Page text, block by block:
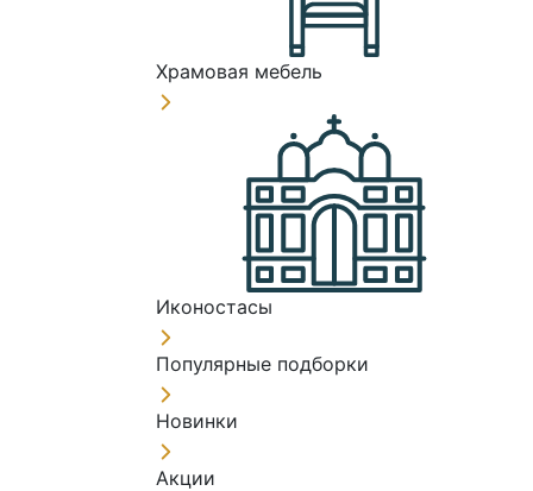
Храмовая мебель
Иконостасы
Популярные подборки
Новинки
Акции